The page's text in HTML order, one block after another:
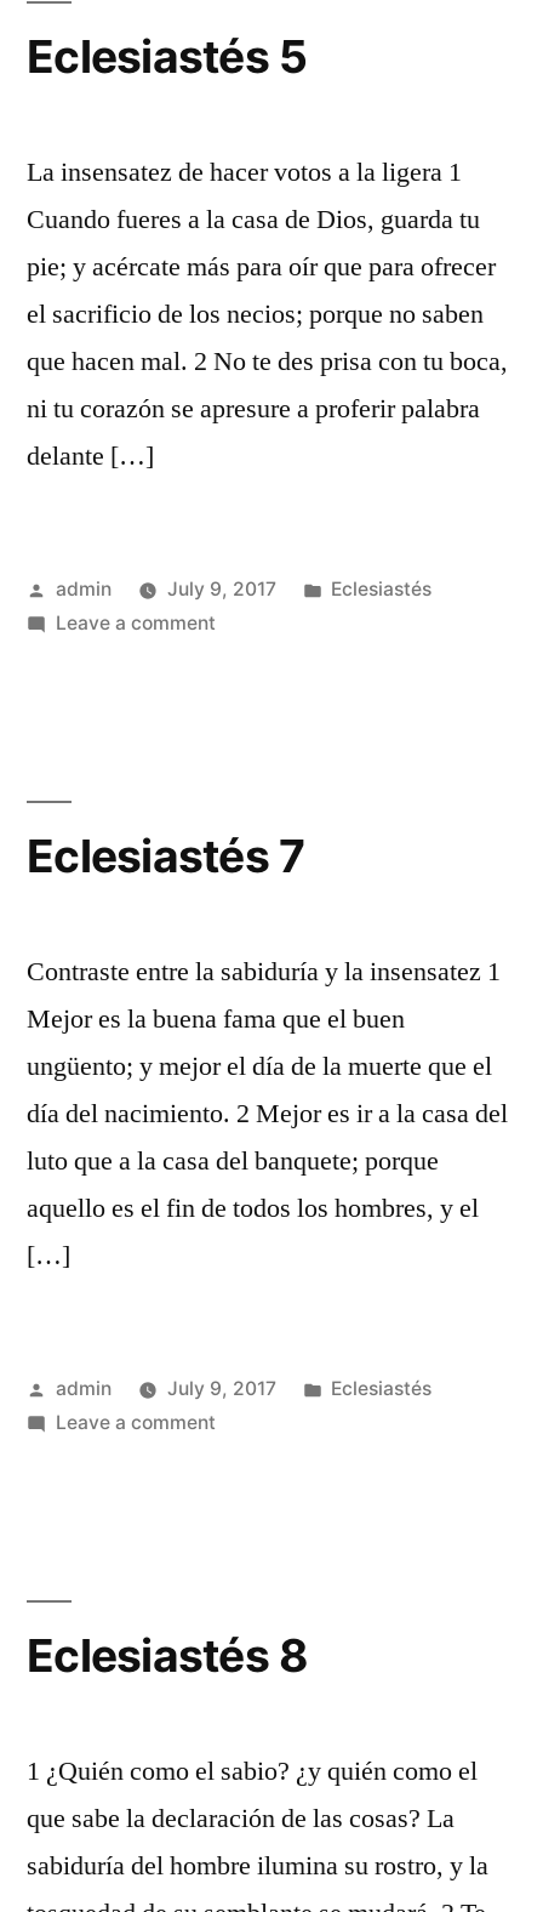
Eclesiastés 5
La insensatez de hacer votos a la ligera 1
Cuando fueres a la casa de Dios, guarda tu
pie; y acércate más para oír que para ofrecer
el sacrificio de los necios; porque no saben
que hacen mal. 2 No te des prisa con tu boca,
ni tu corazón se apresure a proferir palabra
delante […]
Posted
by
admin July 9, 2017
Posted
Eclesiastés
Leave a commenton
Eclesiastés 7
Contraste entre la sabiduría y la insensatez 1
Mejor es la buena fama que el buen
ungüento; y mejor el día de la muerte que el
día del nacimiento. 2 Mejor es ir a la casa del
luto que a la casa del banquete; porque
aquello es el fin de todos los hombres, y el
[…]
Posted
by
admin July 9, 2017
Posted
Eclesiastés
Leave a commenton
Eclesiastés 8
1 ¿Quién como el sabio? ¿y quién como el
que sabe la declaración de las cosas? La
sabiduría del hombre ilumina su rostro, y la